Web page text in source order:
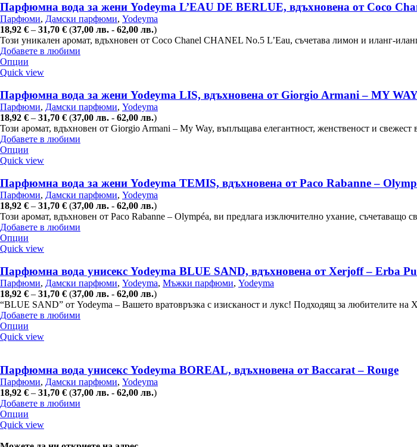
Парфюмна вода за жени Yodeyma L’EAU DE BERLUE, вдъхновена от Coco
Парфюми, Дамски парфюми, Yodeyma
18,92 € – 31,70 € (37,00 лв. - 62,00 лв.)
Този уникален аромат, вдъхновен от Coco Chanel CHANEL No.5 L’Eau, съчетава лимон и иланг-
Добавете в любими
Опции
Quick view
Парфюмна вода за жени Yodeyma LIS, вдъхновена от Giorgio Armani – MY
Парфюми, Дамски парфюми, Yodeyma
18,92 € – 31,70 € (37,00 лв. - 62,00 лв.)
Този аромат, вдъхновен от Giorgio Armani – My Way, въплъщава елегантност, женственост и
Добавете в любими
Опции
Quick view
Парфюмна вода за жени Yodeyma TEMIS, вдъхновена от Paco Rabanne –
Парфюми, Дамски парфюми, Yodeyma
18,92 € – 31,70 € (37,00 лв. - 62,00 лв.)
Този аромат, вдъхновен от Paco Rabanne – Olympéa, ви предлага изключително ухание, съчетаващо
Добавете в любими
Опции
Quick view
Парфюмна вода унисекс Yodeyma BLUE SAND, вдъхновена от Xerjoff – Erba
Парфюми, Дамски парфюми, Yodeyma, Мъжки парфюми, Yodeyma
18,92 € – 31,70 € (37,00 лв. - 62,00 лв.)
“BLUE SAND” от Yodeyma – Вашето вратовръзка с изисканост и лукс! Подходящ за любителите на
Добавете в любими
Опции
Quick view
Парфюмна вода унисекс Yodeyma BOREAL, вдъхновена от Baccarat – Rouge
Парфюми, Дамски парфюми, Yodeyma
18,92 € – 31,70 € (37,00 лв. - 62,00 лв.)
Добавете в любими
Опции
Quick view